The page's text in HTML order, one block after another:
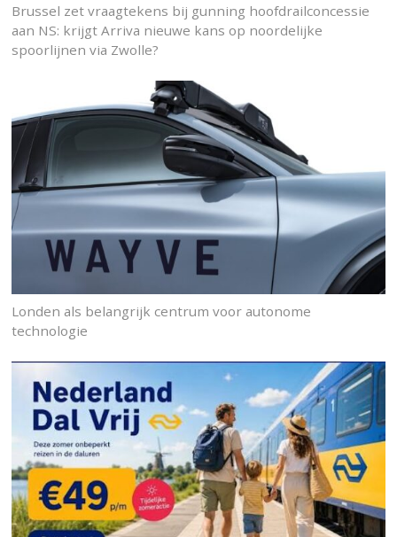
Brussel zet vraagtekens bij gunning hoofdrailconcessie
aan NS: krijgt Arriva nieuwe kans op noordelijke
spoorlijnen via Zwolle?
Londen als belangrijk centrum voor autonome
technologie